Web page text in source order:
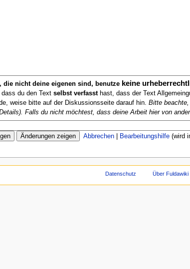
die nicht deine eigenen sind, benutze keine
du den Text selbst verfassthast, dass der Text
weise bitte auf der Diskussionsseite darauf hin. Bitte beachte,
Falls du nicht möchtest, dass deine Arbeit hier von
Abbrechen
Bearbeitungshilfe (wird
Datenschutz Über Fuldawiki